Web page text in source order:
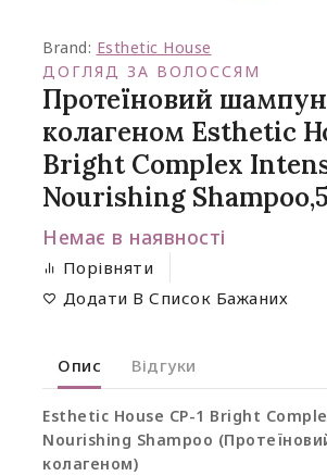
Brand: Esthetic House
ДОГЛЯД ЗА ВОЛОССЯМ
Протеїновий
колагеном Esthetic
Bright Complex
Nourishing
Немає в наявності
Порівняти
Додати В Список Бажаних
Опис Відгуки
Esthetic House CP-1 Bright
Nourishing Shampoo
колагеном)